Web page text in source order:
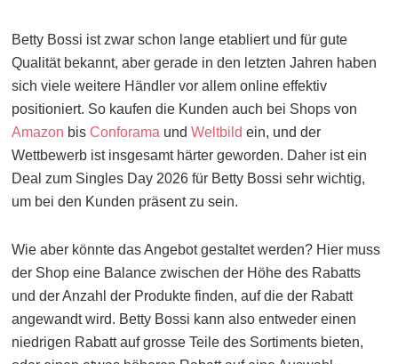
Betty Bossi ist zwar schon lange etabliert und für gute
Qualität bekannt, aber gerade in den letzten Jahren haben
sich viele weitere Händler vor allem online effektiv
positioniert. So kaufen die Kunden auch bei Shops von
Amazon bis Conforama und Weltbild ein, und der
Wettbewerb ist insgesamt härter geworden. Daher ist ein
Deal zum Singles Day 2026 für Betty Bossi sehr wichtig,
um bei den Kunden präsent zu sein.
Wie aber könnte das Angebot gestaltet werden? Hier muss
der Shop eine Balance zwischen der Höhe des Rabatts
und der Anzahl der Produkte finden, auf die der Rabatt
angewandt wird. Betty Bossi kann also entweder einen
niedrigen Rabatt auf grosse Teile des Sortiments bieten,